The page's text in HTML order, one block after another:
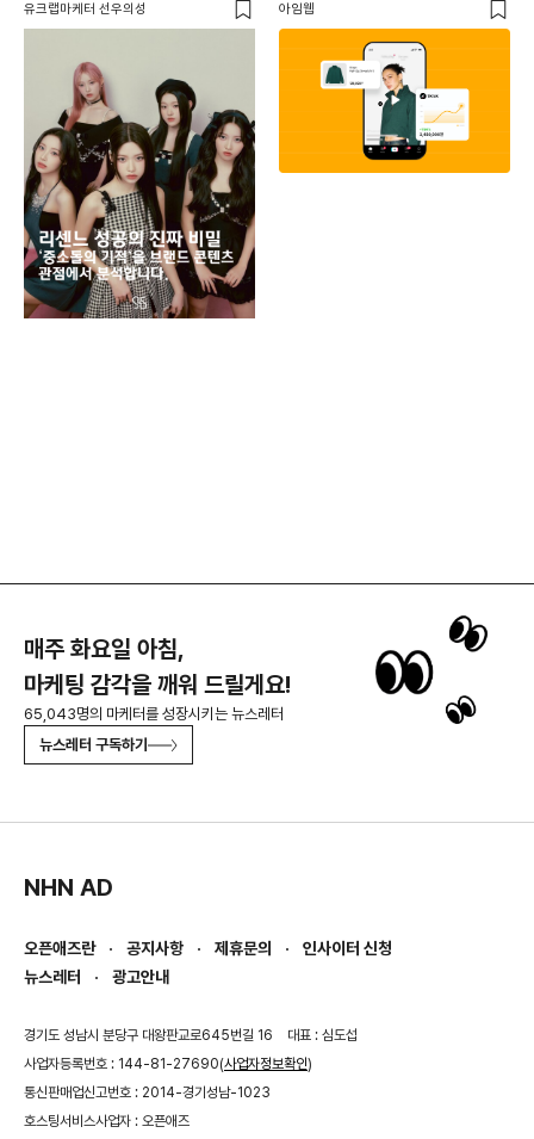
유크랩마케터 선우의성 아임웹
매주 화요일 아침,
마케팅 감각을 깨워 드릴게요!
65,043명의 마케터를 성장시키는 뉴스레터
뉴스레터 구독하기
NHN AD
오픈애즈란 공지사항 제휴문의
인사이터 신청
뉴스레터
광고안내
경기도 성남시 분당구 대왕판교로645번길 16
대표 : 심도섭
사업자등록번호 : 144-81-27690(사업자정보확인)
통신판매업신고번호 : 2014-경기성남-1023
호스팅서비스사업자 : 오픈애즈